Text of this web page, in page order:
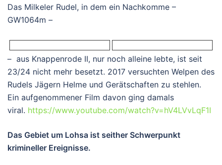
Das Milkeler Rudel, in dem ein Nachkomme –
GW1064m –
– aus Knappenrode II, nur noch alleine lebte, ist seit
23/24 nicht mehr besetzt. 2017 versuchten Welpen des
Rudels Jägern Helme und Gerätschaften zu stehlen.
Ein aufgenommener Film davon ging damals
viral. https://www.youtube.com/watch?v=hV4LVvLqF1I
Das Gebiet um Lohsa ist seither Schwerpunkt
krimineller Ereignisse.